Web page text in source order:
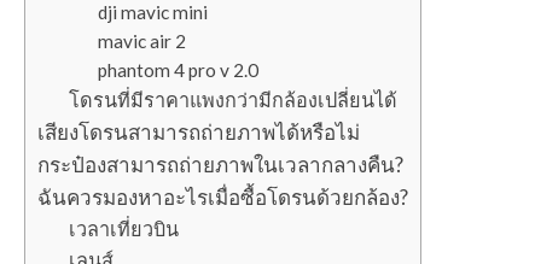
dji mavic mini
mavic air 2
phantom 4 pro v 2.0
โดรนที่มีราคาแพงกว่ามีกล้องเปลี่ยนได้
เสียงโดรนสามารถถ่ายภาพได้หรือไม่
กระป๋องสามารถถ่ายภาพในเวลากลางคืน?
ฉันควรมองหาอะไรเมื่อซื้อโดรนด้วยกล้อง?
เวลาเที่ยวบิน